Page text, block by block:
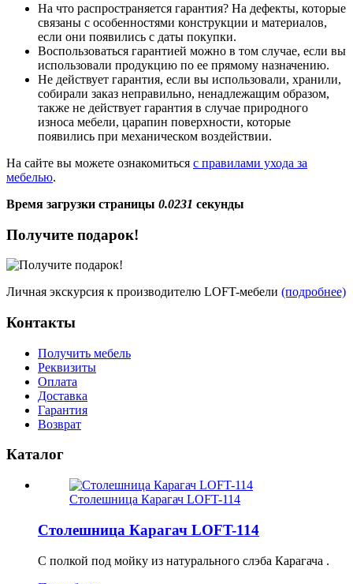
На что распространяется гарантия? На дефекты, которые
связаны с особенностями конструкции и материалов,
если они появились с даты покупки.
Воспользоваться гарантией можно в том случае, если вы
использовали продукцию по ее прямому назначению.
Не действует гарантия, если вы использовали, хранили,
собирали заказ неправильно, ненадлежащим образом,
также не действует гарантия в случае природного
износа мебели, царапин поверхности, которые
появились при механическом воздействии.
На сайте вы можете ознакомиться с правилами ухода за
мебелью.
Время загрузки страницы 0.0231 секунды
Получите подарок!
Личная экскурсия к производителю LOFT-мебели (подробнее)
Контакты
Получить мебель
Реквизиты
Оплата
Доставка
Гарантия
Возврат
Каталог
Столешница Карагач LOFT-114
Столешница Карагач LOFT-114
С полкой под мойку из натурального слэба Карагача .